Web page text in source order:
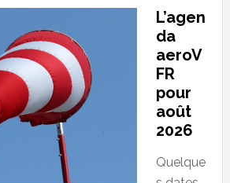
L’agen
da
aeroV
FR
pour
août
2026
Quelque